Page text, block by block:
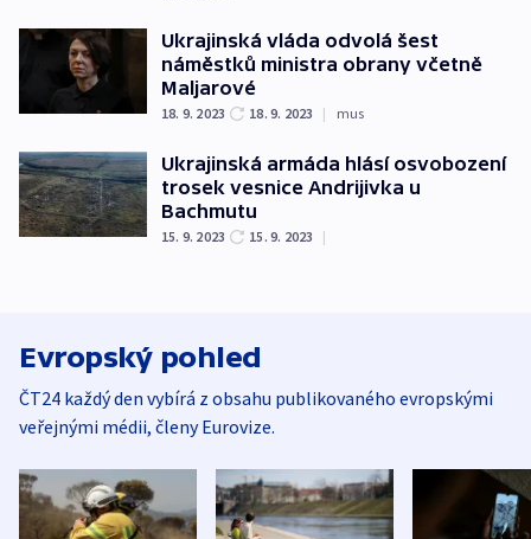
Ukrajinská vláda odvolá šest
náměstků ministra obrany včetně
Maljarové
18. 9. 2023 18. 9. 2023 | mus
Ukrajinská armáda hlásí osvobození
trosek vesnice Andrijivka u
Bachmutu
15. 9. 2023 15. 9. 2023 |
Evropský pohled
ČT24 každý den vybírá z obsahu publikovaného evropskými
veřejnými médii, členy Eurovize.